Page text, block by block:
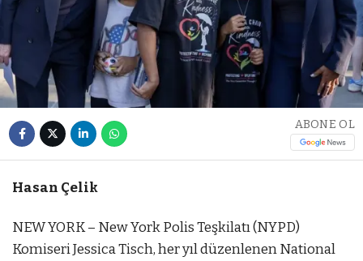
ABONE OL
Hasan Çelik
NEW YORK – New York Polis Teşkilatı (NYPD)
Komiseri Jessica Tisch, her yıl düzenlenen National